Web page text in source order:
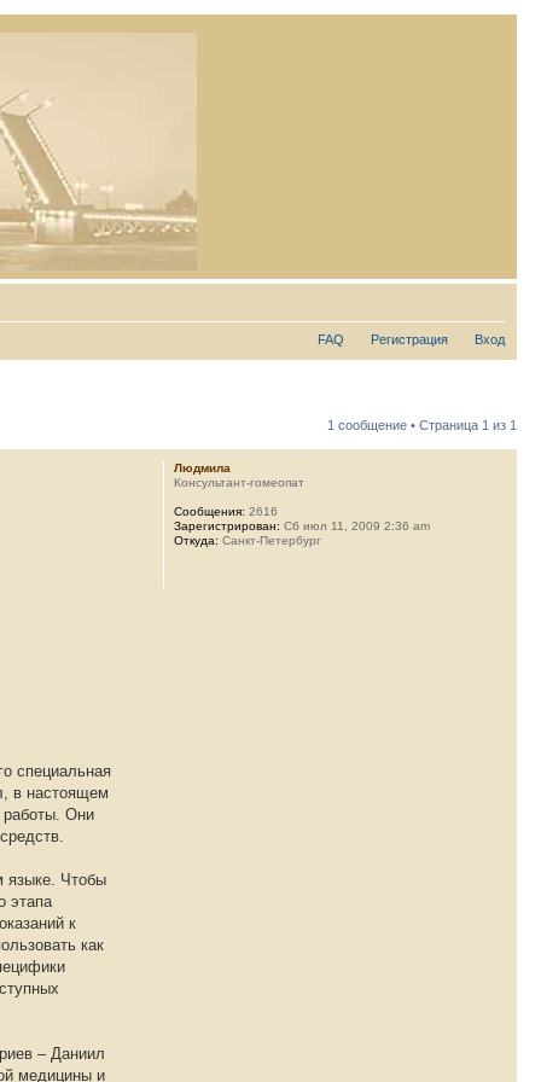
FAQ Регистрация Вход
1 сообщение • Страница 1 из 1
специальная
в настоящем
работы. Они
языке. Чтобы
этапа
к
как
– Даниил
медицины и
Людмила
Консультант-гомеопат
Сообщения: 2616
Зарегистрирован: Сб июл 11, 2009 2:36 am
Откуда: Санкт-Петербург